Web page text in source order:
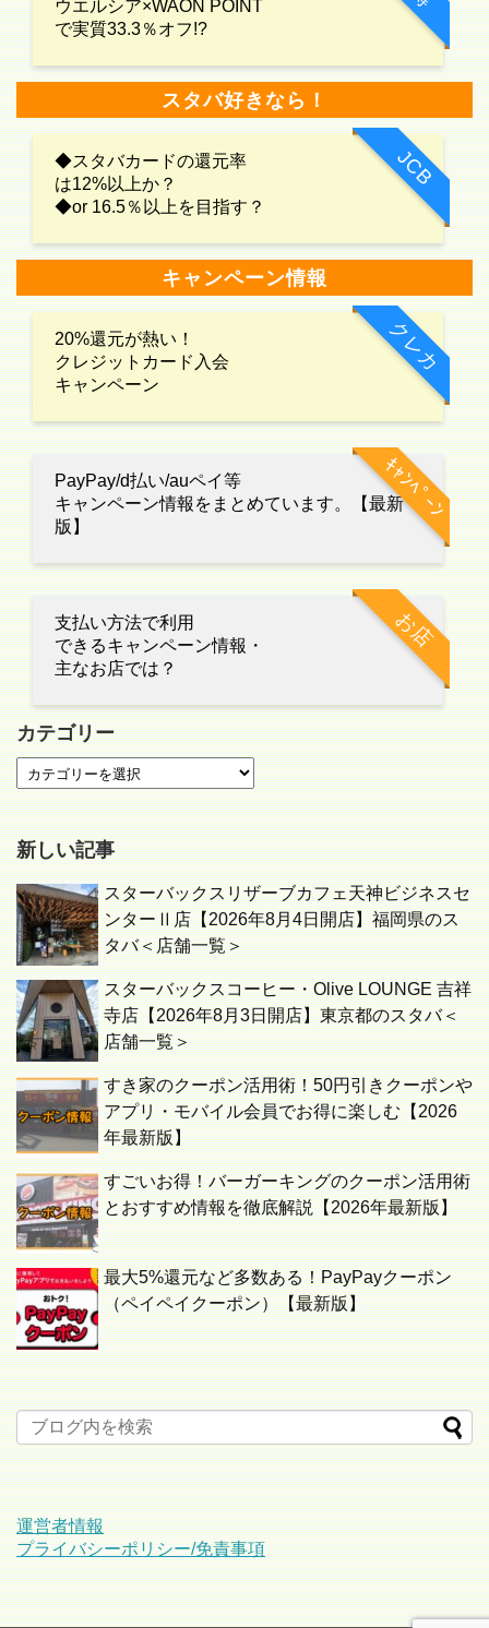
ウエルシア×WAON POINT
で実質33.3％オフ!?
スタバ好きなら！
JCB
◆スタバカードの還元率
は12%以上か？
◆or 16.5％以上を目指す？
キャンペーン情報
クレカ
20%還元が熱い！
クレジットカード入会
キャンペーン
ｷｬﾝﾍﾟｰﾝ
PayPay/d払い/auペイ等
キャンペーン情報をまとめています。【最新
版】
お店
支払い方法で利用
できるキャンペーン情報・
主なお店では？
カテゴリー
新しい記事
スターバックスリザーブカフェ天神ビジネスセ
ンターⅡ店【2026年8月4日開店】福岡県のス
タバ＜店舗一覧＞
スターバックスコーヒー・Olive LOUNGE 吉祥
寺店【2026年8月3日開店】東京都のスタバ＜
店舗一覧＞
すき家のクーポン活用術！50円引きクーポンや
アプリ・モバイル会員でお得に楽しむ【2026
年最新版】
すごいお得！バーガーキングのクーポン活用術
とおすすめ情報を徹底解説【2026年最新版】
最大5%還元など多数ある！PayPayクーポン
（ペイペイクーポン）【最新版】
運営者情報
プライバシーポリシー/免責事項